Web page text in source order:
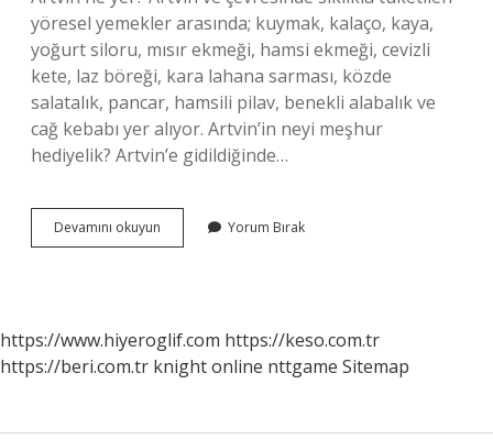
yöresel yemekler arasında; kuymak, kalaço, kaya,
yoğurt siloru, mısır ekmeği, hamsi ekmeği, cevizli
kete, laz böreği, kara lahana sarması, közde
salatalık, pancar, hamsili pilav, benekli alabalık ve
cağ kebabı yer alıyor. Artvin’in neyi meşhur
hediyelik? Artvin’e gidildiğinde…
Devamını okuyun
Ne
Yorum Bırak
https://www.hiyeroglif.com https://keso.com.tr
https://beri.com.tr knight online nttgame Sitemap